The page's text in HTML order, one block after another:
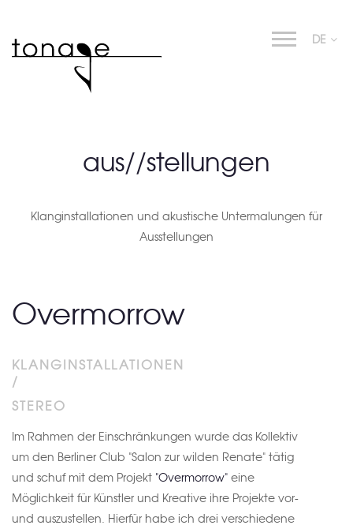
DE
aus//stellungen
Klanginstallationen und akustische Untermalungen für
Ausstellungen
Overmorrow
KLANGINSTALLATIONEN
/
STEREO
Im Rahmen der Einschränkungen wurde das Kollektiv
um den Berliner Club "Salon zur wilden Renate" tätig
und schuf mit dem Projekt "Overmorrow" eine
Möglichkeit für Künstler und Kreative ihre Projekte vor-
und auszustellen. Hierfür habe ich drei verschiedene